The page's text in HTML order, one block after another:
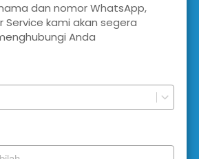
dan nomor WhatsApp,
Service kami akan segera
Anda